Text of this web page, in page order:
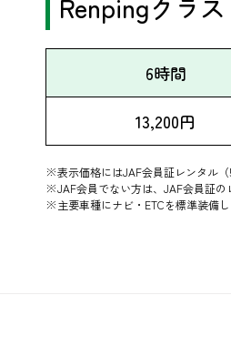
6時間
13,200円
※表示価格にはJAF会員証レンタル
※JAF会員でない方は、JAF会員証の
※主要車種にナビ・ETCを標準装備